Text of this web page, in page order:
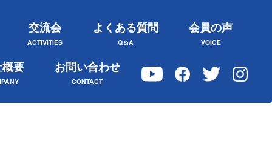
交流会
ACTIVITIES
よくある質問
Q＆A
会員の声
VOICE
要 お問い合わせ
CONTACT